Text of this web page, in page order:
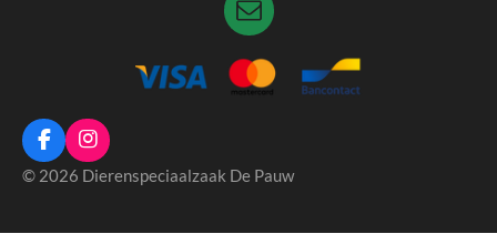
F
a
c
b
I
n
s
a
© 2026 Dierenspeciaalzaak De Pauw